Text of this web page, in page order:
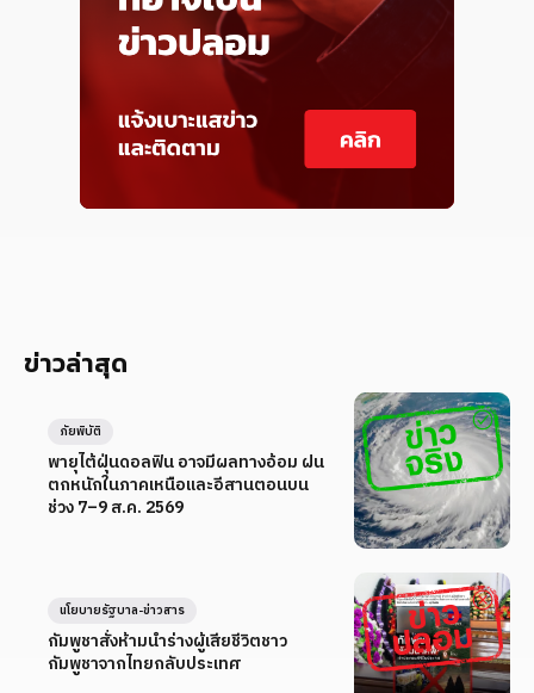
ข่าวล่าสุด
พายุไต้ฝุ่นดอลฟิน อาจมีผลทางอ้อม ฝน
ตกหนักในภาคเหนือและอีสานตอนบน
ช่วง 7–9 ส.ค. 2569
ภัยพิบัติ
กัมพูชาสั่งห้ามนำร่างผู้เสียชีวิตชาว
กัมพูชาจากไทยกลับประเทศ
นโยบายรัฐบาล-ข่าวสาร